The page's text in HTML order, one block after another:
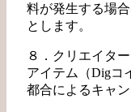
料が発生する場
とします。
８．クリエイタ
アイテム（Digコ
都合によるキャ